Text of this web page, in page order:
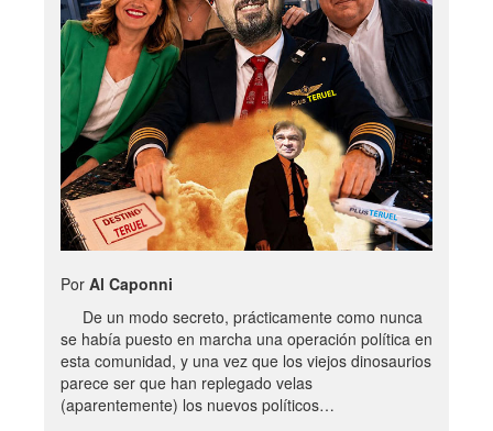
Por Al Caponni
De un modo secreto, prácticamente como nunca
se había puesto en marcha una operación política en
esta comunidad, y una vez que los viejos dinosaurios
parece ser que han replegado velas
(aparentemente) los nuevos políticos…